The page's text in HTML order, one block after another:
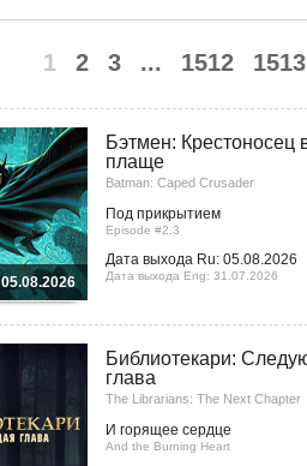
1 2 3 ... 1512 1513
05.08.2026
Бэтмен: Крестоносец
плаще
Batman: Caped Crusader
Под прикрытием
Episode #2.3
Дата выхода Ru: 05.08.2026
Дата выхода Eng: 31.07.2026
Библиотекари:
глава
The Librarians: The Next Chapter
И горящее сердце
And the Burning Heart